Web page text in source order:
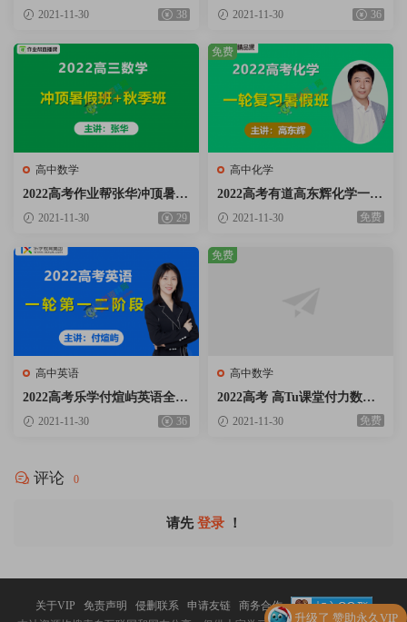
全年班国家玮语文第一二阶段
盘下载
2021-11-30 38
一轮复习联报目标班+菁英班
下载
2021-11-30 36
高中数学
2022高考作业帮张华冲顶暑假
班+秋季班视频课程含讲义笔
2021-11-30 29
高中化学
2022高考有道高东辉化学一轮
复习目标班暑假班视频课程百
2021-11-30 免费
免费
高中英语
2022高考乐学付煊屿英语全程
班第一二阶段视频课程含讲义
2021-11-30 36
高中数学
2022高考 高Tu课堂付力数学
一轮复习暑假班视频课程含课
2021-11-30 免费
免费
评论 0
请先 登录！
关于VIP 免责声明 侵删联系 申请友链
商务合作
升级了 赞助永久VIP